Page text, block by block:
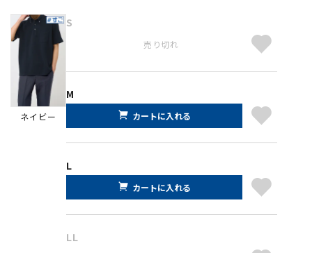
ネイビー
S
売り切れ
M
カートに入れる
L
カートに入れる
LL